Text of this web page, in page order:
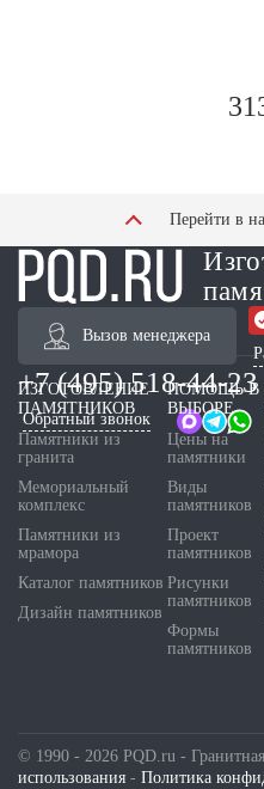
Перейти в
Вызов менеджера
+7 (495) 518-44-23
Обратный звонок
ИЗГОТОВЛЕНИЕ
ПАМЯТНИКОВ
Памятники из
гранита
Мемориальный
комплекс
Памятники из
мрамора
Каталог памятников
Дизайн памятников
ПОМОЩЬ В
ВЫБОРЕ
Цены на
памятники
Виды
памятников
Проект
памятников
Рисунки
памятников
Формы
памятников
© 1990 - 2026 PQD.ru -
использования - Политика